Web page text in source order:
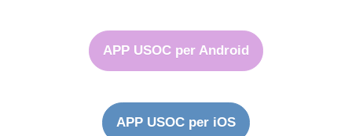
APP USOC per Android
APP USOC per iOS